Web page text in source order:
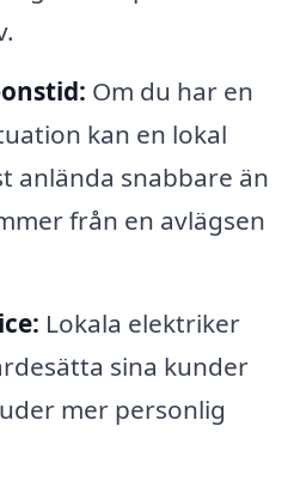
Om du har en
kan en lokal
anlända snabbare än
från en avlägsen
Lokala elektriker
sina kunder
mer personlig